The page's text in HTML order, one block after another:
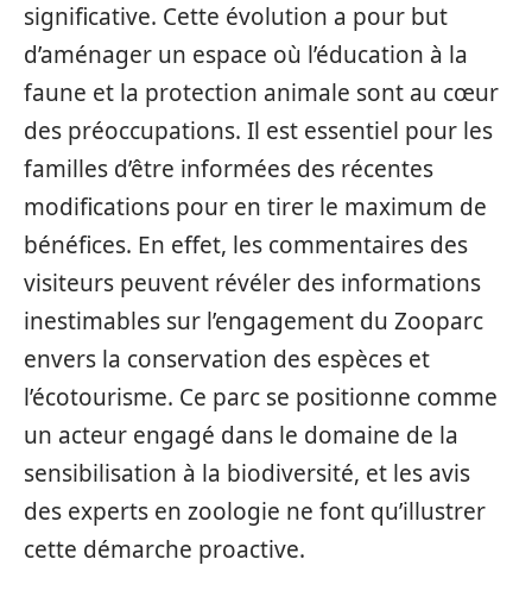
significative. Cette évolution a pour but
d’aménager un espace où l’éducation à la
faune et la protection animale sont au cœur
des préoccupations. Il est essentiel pour les
familles d’être informées des récentes
modifications pour en tirer le maximum de
bénéfices. En effet, les commentaires des
visiteurs peuvent révéler des informations
inestimables sur l’engagement du Zooparc
envers la conservation des espèces et
l’écotourisme. Ce parc se positionne comme
un acteur engagé dans le domaine de la
sensibilisation à la biodiversité, et les avis
des experts en zoologie ne font qu’illustrer
cette démarche proactive.